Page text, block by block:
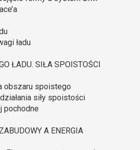
ładu
ŁADU. SIŁA SPOISTOŚCI
obszaru spoistego
siły spoistości
pochodne
A ENERGIA